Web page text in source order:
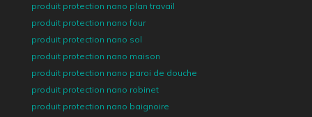
produit protection nano plan travail
produit protection nano four
produit protection nano sol
produit protection nano maison
produit protection nano paroi de douche
produit protection nano robinet
produit protection nano baignoire